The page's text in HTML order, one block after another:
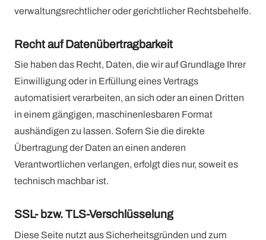
verwaltungsrechtlicher oder gerichtlicher Rechtsbehelfe.
Recht auf Daten­übertrag­barkeit
Sie haben das Recht, Daten, die wir auf Grundlage Ihrer
Einwilligung oder in Erfüllung eines Vertrags
automatisiert verarbeiten, an sich oder an einen Dritten
in einem gängigen, maschinenlesbaren Format
aushändigen zu lassen. Sofern Sie die direkte
Übertragung der Daten an einen anderen
Verantwortlichen verlangen, erfolgt dies nur, soweit es
technisch machbar ist.
SSL- bzw. TLS-Verschlüsselung
Diese Seite nutzt aus Sicherheitsgründen und zum